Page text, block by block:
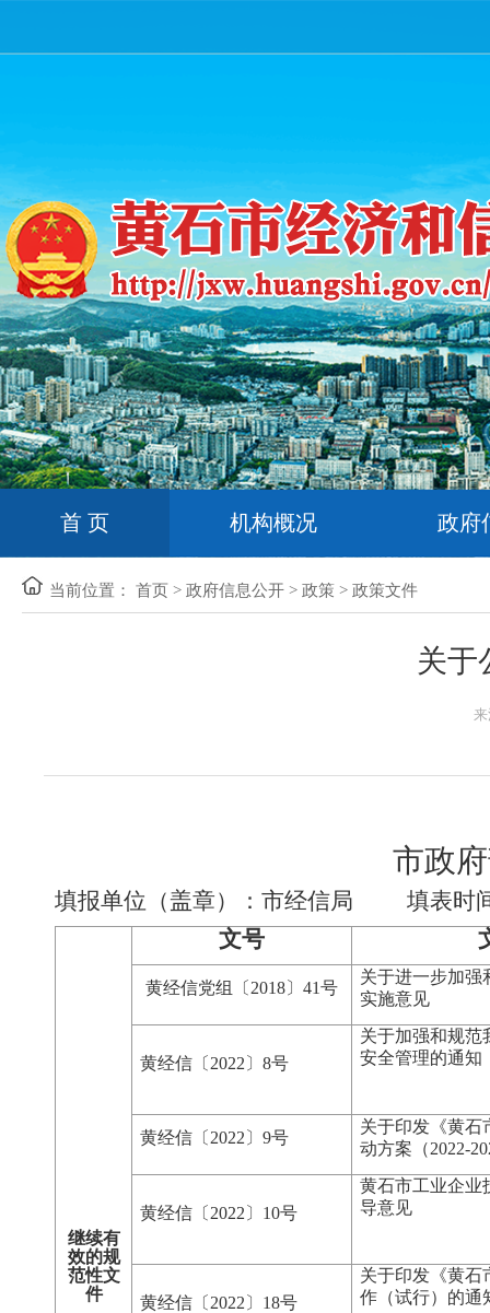
首 页 机构概况 政府
当前位置： 首页 > 政府信息公开 > 政策 > 政策文件
关于
市政
填报单位（盖章）：市经信局 填表时
继续有
效的规
范性文
件
文号
黄经信党组〔2018〕41号
关于进一步加强
实施意见
黄经信〔2022〕8号
关于加强和规范
安全管理的通知
黄经信〔2022〕9号
关于印发《黄石
动方案（2022-
黄经信〔2022〕10号
黄石市工业企业
导意见
黄经信〔2022〕18号
关于印发《黄石
作（试行）的通